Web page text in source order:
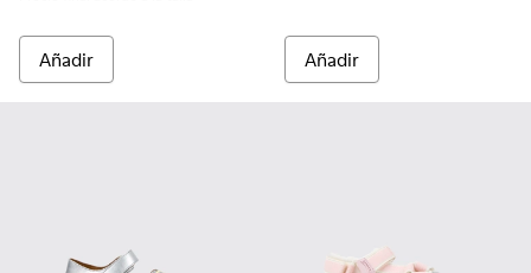
Añadir Añadir